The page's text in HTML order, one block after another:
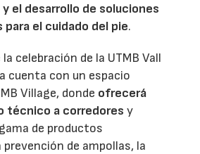
el desarrollo de soluciones
para el cuidado del pie.
celebración de la UTMB Vall
cuenta con un espacio
Village, donde ofrecerá
técnico a corredores y
de productos
de ampollas, la